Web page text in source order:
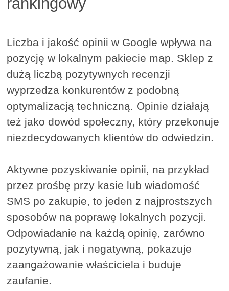
Liczba i jakość opinii w Google wpływa na
pozycję w lokalnym pakiecie map. Sklep z
dużą liczbą pozytywnych recenzji
wyprzedza konkurentów z podobną
optymalizacją techniczną. Opinie działają
też jako dowód społeczny, który przekonuje
niezdecydowanych klientów do odwiedzin.
Aktywne pozyskiwanie opinii, na przykład
przez prośbę przy kasie lub wiadomość
SMS po zakupie, to jeden z najprostszych
sposobów na poprawę lokalnych pozycji.
Odpowiadanie na każdą opinię, zarówno
pozytywną, jak i negatywną, pokazuje
zaangażowanie właściciela i buduje
zaufanie.